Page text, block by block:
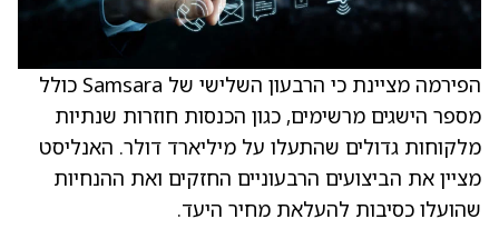
הפירמה מציינת כי הרבעון השלישי של Samsara כולל
מספר הישגים מרשימים, כגון הכנסות חוזרות שנתיות
מלקוחות גדולים שהתעלו על מיליארד דולר. האנליסט
מציין את הביצועים הרבעוניים החזקים ואת ההנחיות
שהועלו כסיבות להעלאת מחיר היעד.